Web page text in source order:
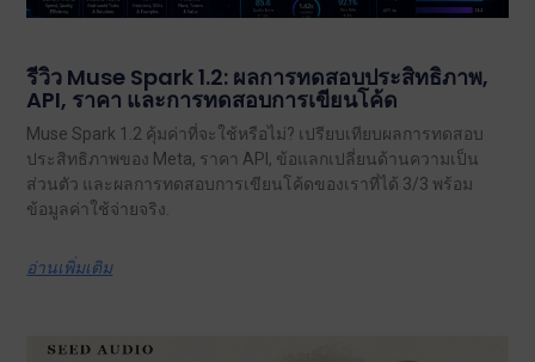
รีวิว Muse Spark 1.2: ผลการทดสอบประสิทธิภาพ,
API, ราคา และการทดสอบการเขียนโค้ด
Muse Spark 1.2 คุ้มค่าที่จะใช้หรือไม่? เปรียบเทียบผลการทดสอบ
ประสิทธิภาพของ Meta, ราคา API, ข้อแลกเปลี่ยนด้านความเป็น
ส่วนตัว และผลการทดสอบการเขียนโค้ดของเราที่ได้ 3/3 พร้อม
ข้อมูลค่าใช้จ่ายจริง.
อ่านเพิ่มเติม